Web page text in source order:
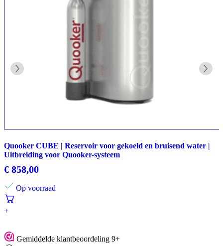
Quooker CUBE | Reservoir voor gekoeld en bruisend water |
Uitbreiding voor Quooker-systeem
€ 858,00
Op voorraad
+
Gemiddelde klantbeoordeling 9+